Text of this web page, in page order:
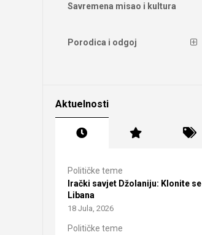
Savremena misao i kultura
Porodica i odgoj
Aktuelnosti
Političke teme
Irački savjet Džolaniju: Klonite se
Libana
18 Jula, 2026
Političke teme